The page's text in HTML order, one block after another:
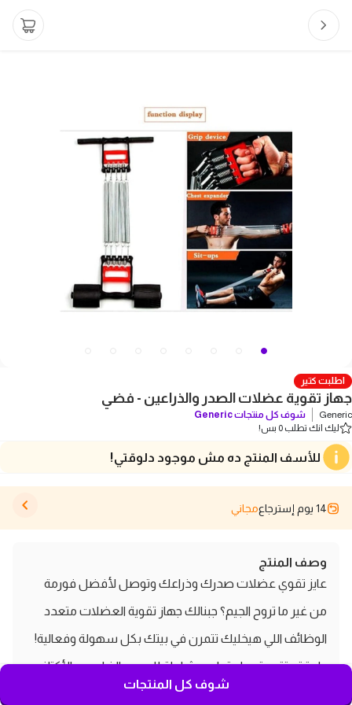
اطلبت كتير
جهاز تقوية عضلات الصدر والذراعين - فضي
Generic شوف كل منتجاتGeneric
ليك انك تطلب 0 بس!
للأسف المنتج ده مش موجود دلوقتي!
14 يوم إسترجاع مجاني
وصف المنتج
عايز تقوي عضلات صدرك وذراعك وتوصل لأفضل فورمة
من غير ما تروح الجيم؟ جبنالك جهاز تقوية العضلات متعدد
الوظائف اللي هيخليك تتمرن في بيتك بكل سهولة وفعالية!
دلوقتي تقدر تعمل تمارين شاملة للصدر والذراعين والأكتاف
والمعصم بمرونة وقوة غير عادية.
شوف كل المنتجات